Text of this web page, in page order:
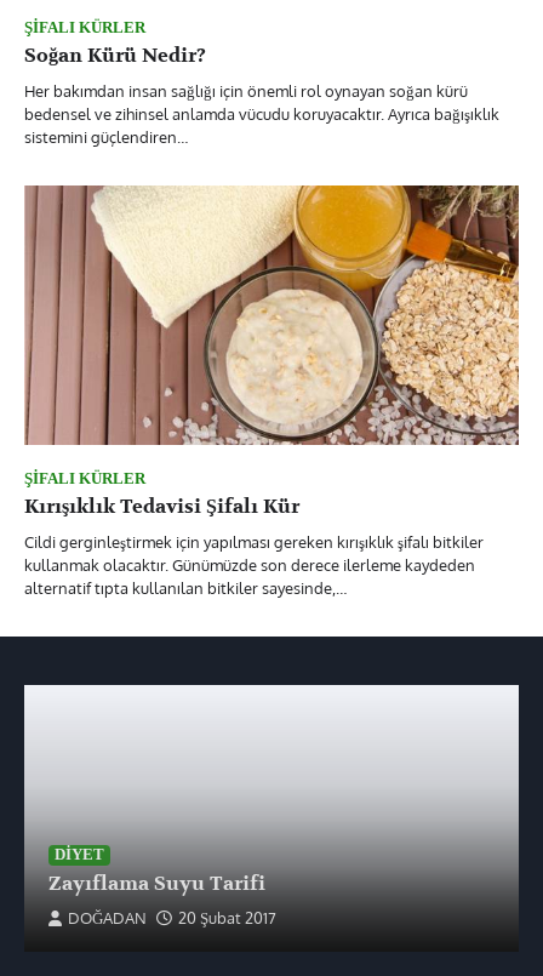
ŞIFALI KÜRLER
Soğan Kürü Nedir?
Her bakımdan insan sağlığı için önemli rol oynayan soğan kürü
bedensel ve zihinsel anlamda vücudu koruyacaktır. Ayrıca bağışıklık
sistemini güçlendiren…
ŞIFALI KÜRLER
Kırışıklık Tedavisi Şifalı Kür
Cildi gerginleştirmek için yapılması gereken kırışıklık şifalı bitkiler
kullanmak olacaktır. Günümüzde son derece ilerleme kaydeden
alternatif tıpta kullanılan bitkiler sayesinde,…
DIYET
Zayıflama Suyu Tarifi
DOĞADAN 20 Şubat 2017